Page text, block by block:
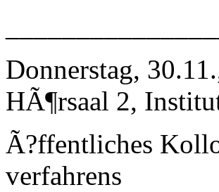
Donnerstag,
HÃ¶rsaal 2,
Ã?ffentliches
verfahrens